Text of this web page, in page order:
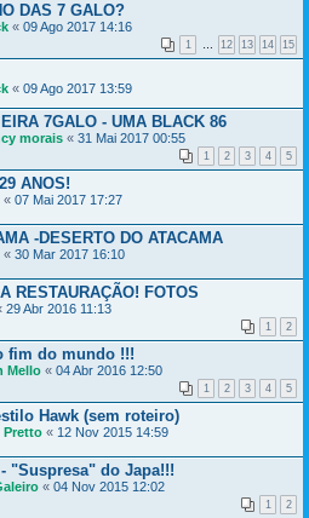
DAS 7 GALO?
« 09 Ago 2017 14:16
1 … 12 13 14 15
« 09 Ago 2017 13:59
7GALO - UMA BLACK 86
morais « 31 Mai 2017 00:55
1 2 3 4 5
ANOS!
« 07 Mai 2017 17:27
-DESERTO DO ATACAMA
« 30 Mar 2017 16:10
RESTAURAÇÃO! FOTOS
29 Abr 2016 11:13
1 2
fim do mundo !!!
Mello « 04 Abr 2016 12:50
1 2 3 4 5
Hawk (sem roteiro)
Pretto « 12 Nov 2015 14:59
"Suspresa" do Japa!!!
« 04 Nov 2015 12:02
1 2